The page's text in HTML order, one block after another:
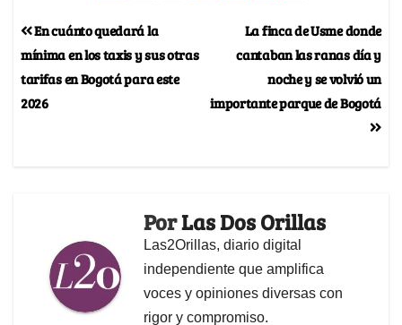
La finca de Usme donde
cantaban las ranas día y
noche y se volvió un
importante parque de Bogotá
En cuánto quedará la
mínima en los taxis y sus otras
tarifas en Bogotá para este
2026
PorLas Dos Orillas
Las2Orillas, diario digital
independiente que amplifica
voces y opiniones diversas con
rigor y compromiso.